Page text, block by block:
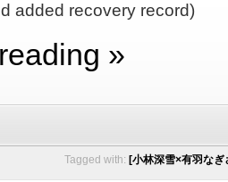
added recovery record)
»
Tagged with: [小林深雪×有羽な